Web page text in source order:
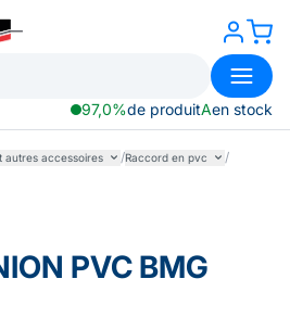
97,0%de produitAen stock
autres accessoires /Raccord en pvc /
PVC BMG